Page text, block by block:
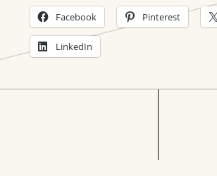
Facebook Pinterest
LinkedIn